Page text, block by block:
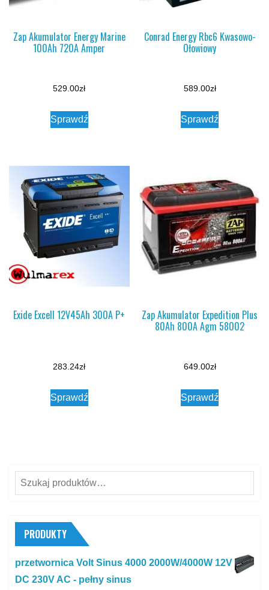
Zap Akumulator Energy Marine
100Ah 720A Amper
529.00zł
Sprawdź
Conrad Energy Rbc6 Kwasowo-
Ołowiowy
589.00zł
Sprawdź
Exide Excell 12V45Ah 300A P+
283.24zł
Sprawdź
Zap Akumulator Expedition Plus
80Ah 800A Agm 58002
649.00zł
Sprawdź
Szukaj:
PRODUKTY
przetwornica Volt Sinus 4000 2000W/4000W 12V
DC 230V AC - pełny sinus